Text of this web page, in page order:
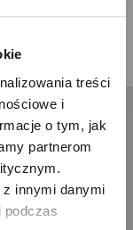
treści
i
o tym, jak
partnerom
z innymi danymi
podczas